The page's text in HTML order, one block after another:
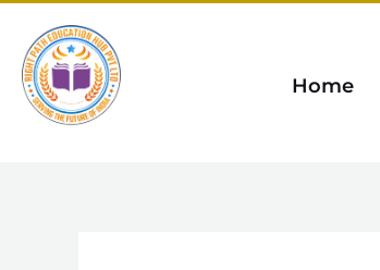
content
Home